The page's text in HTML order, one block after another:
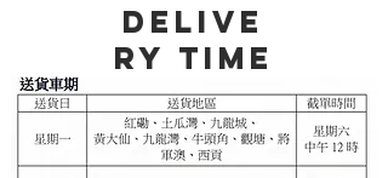
Delive
ry time